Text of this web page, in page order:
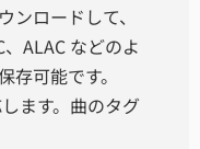
ンロードして、
ALAC などのよ
存可能です。
ます。曲のタグ